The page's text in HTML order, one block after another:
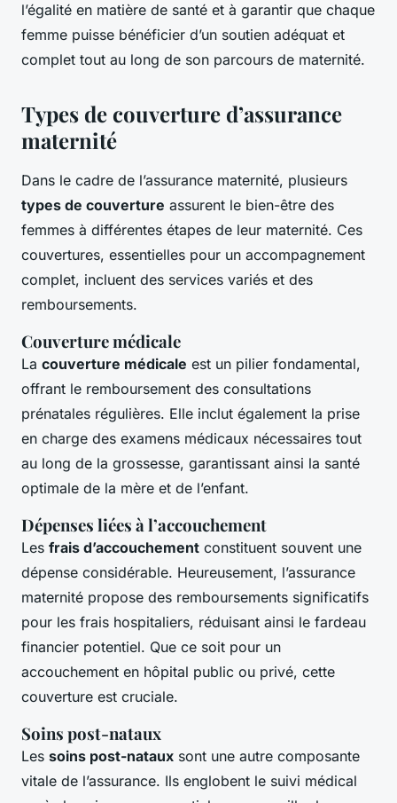
l’égalité en matière de santé et à garantir que chaque
femme puisse bénéficier d’un soutien adéquat et
complet tout au long de son parcours de maternité.
Types de couverture d’assurance
maternité
Dans le cadre de l’assurance maternité, plusieurs
types de couverture assurent le bien-être des
femmes à différentes étapes de leur maternité. Ces
couvertures, essentielles pour un accompagnement
complet, incluent des services variés et des
remboursements.
Couverture médicale
La couverture médicale est un pilier fondamental,
offrant le remboursement des consultations
prénatales régulières. Elle inclut également la prise
en charge des examens médicaux nécessaires tout
au long de la grossesse, garantissant ainsi la santé
optimale de la mère et de l’enfant.
Dépenses liées à l’accouchement
Les frais d’accouchement constituent souvent une
dépense considérable. Heureusement, l’assurance
maternité propose des remboursements significatifs
pour les frais hospitaliers, réduisant ainsi le fardeau
financier potentiel. Que ce soit pour un
accouchement en hôpital public ou privé, cette
couverture est cruciale.
Soins post-nataux
Les soins post-nataux sont une autre composante
vitale de l’assurance. Ils englobent le suivi médical